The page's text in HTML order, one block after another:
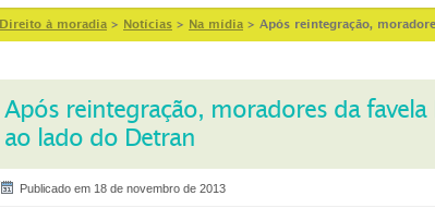
Direito à moradia > Notícias > Na mídia > Após reintegração,
Após reintegração, moradores da favela
ao lado do Detran
Publicado em 18 de novembro de 2013